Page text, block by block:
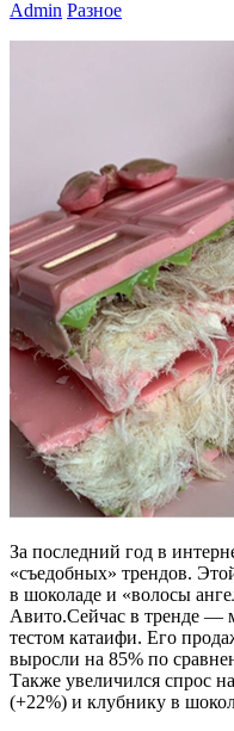
Admin Разное
За последний год в
«съедобных» трендов.
в шоколаде и «волосы
Авито.Сейчас в тренде —
тестом катаифи. Его
выросли на 85% по
Также увеличился спрос
(+22%) и клубнику в